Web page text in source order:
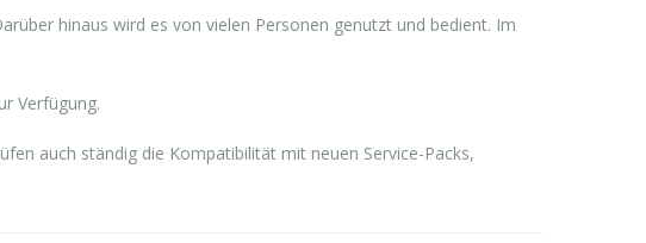
hinaus wird es von vielen Personen genutzt und bedient. Im
Verfügung.
auch ständig die Kompatibilität mit neuen Service-Packs,